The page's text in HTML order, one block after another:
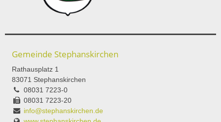
Gemeinde Stephanskirchen
Rathausplatz 1
83071 Stephanskirchen
08031 7223-0
08031 7223-20
info@stephanskirchen.de